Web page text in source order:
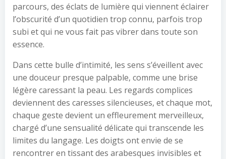
parcours, des éclats de lumière qui viennent éclairer
l’obscurité d’un quotidien trop connu, parfois trop
subi et qui ne vous fait pas vibrer dans toute son
essence.
Dans cette bulle d’intimité, les sens s’éveillent avec
une douceur presque palpable, comme une brise
légère caressant la peau. Les regards complices
deviennent des caresses silencieuses, et chaque mot,
chaque geste devient un effleurement merveilleux,
chargé d’une sensualité délicate qui transcende les
limites du langage. Les doigts ont envie de se
rencontrer en tissant des arabesques invisibles et